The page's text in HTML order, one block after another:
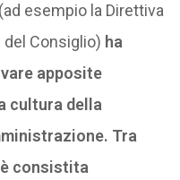
esempio la Direttiva
Consiglio) ha
apposite
cultura della
Tra
consistita